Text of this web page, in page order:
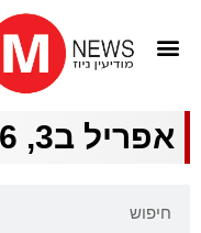
אפריל ב3, 2016